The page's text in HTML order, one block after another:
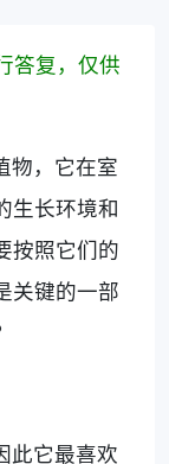
答复，仅供
物，它在室
生长环境和
按照它们的
关键的一部
此它最喜欢